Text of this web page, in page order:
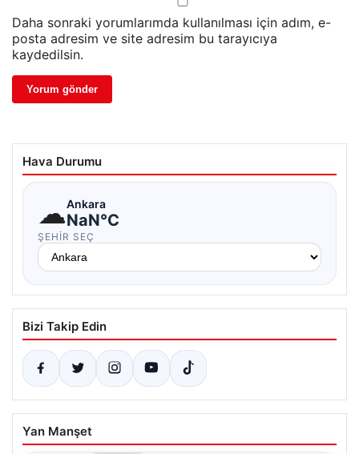
Daha sonraki yorumlarımda kullanılması için adım, e-
posta adresim ve site adresim bu tarayıcıya
kaydedilsin.
Hava Durumu
☁Ankara
NaN°C
ŞEHIR SEÇ
Bizi Takip Edin
Yan Manşet